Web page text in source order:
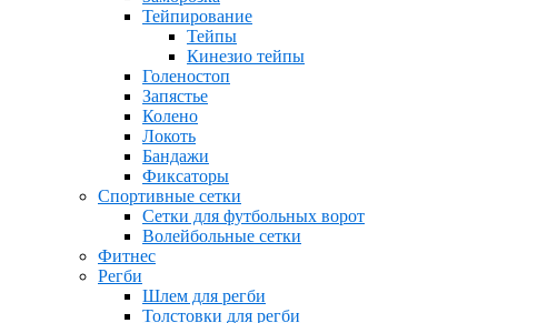
Тейпирование
Тейпы
Кинезио тейпы
Голеностоп
Запястье
Колено
Локоть
Бандажи
Фиксаторы
Спортивные сетки
Сетки для футбольных ворот
Волейбольные сетки
Фитнес
Регби
Шлем для регби
Толстовки для регби